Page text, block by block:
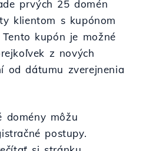
prvých 25 domén
klientom s kupónom
Tento kupón je možné
z nových
od dátumu zverejnenia
domény môžu
postupy.